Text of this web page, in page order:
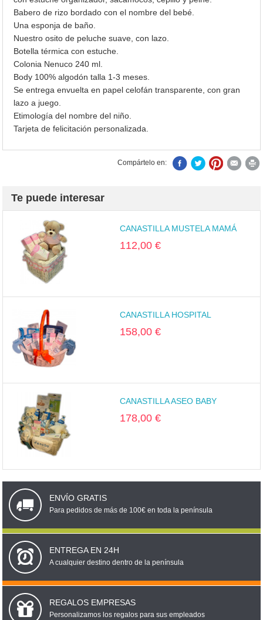
Babero de rizo bordado con el nombre del bebé.
Una esponja de baño.
Nuestro osito de peluche suave, con lazo.
Botella térmica con estuche.
Colonia Nenuco 240 ml.
Body 100% algodón talla 1-3 meses.
Se entrega envuelta en papel celofán transparente, con gran
lazo a juego.
Etimología del nombre del niño.
Tarjeta de felicitación personalizada.
Compártelo en:
Te puede interesar
CANASTILLA MUSTELA MAMÁ
112,00 €
CANASTILLA HOSPITAL
158,00 €
CANASTILLA ASEO BABY
178,00 €
ENVÍO GRATIS
Para pedidos de más de 100€ en toda la península
ENTREGA EN 24H
A cualquier destino dentro de la península
REGALOS EMPRESAS
Personalizamos los regalos para sus empleados